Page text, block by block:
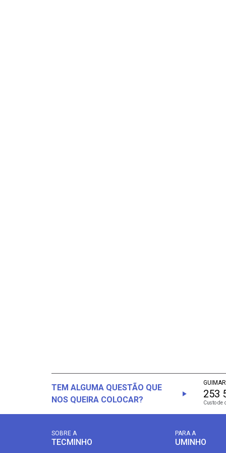
TEM ALGUMA QUESTÃO QUE
NOS QUEIRA COLOCAR?
253
Custo de
SOBRE A
TECMINHO
PARA A
UMINHO